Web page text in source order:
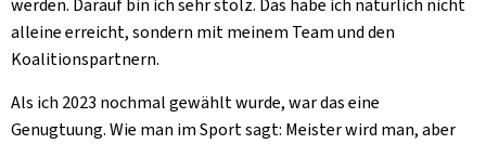
werden. Darauf bin ich sehr stolz. Das habe ich natürlich nicht
alleine erreicht, sondern mit meinem Team und den
Koalitionspartnern.
Als ich 2023 nochmal gewählt wurde, war das eine
Genugtuung. Wie man im Sport sagt: Meister wird man, aber